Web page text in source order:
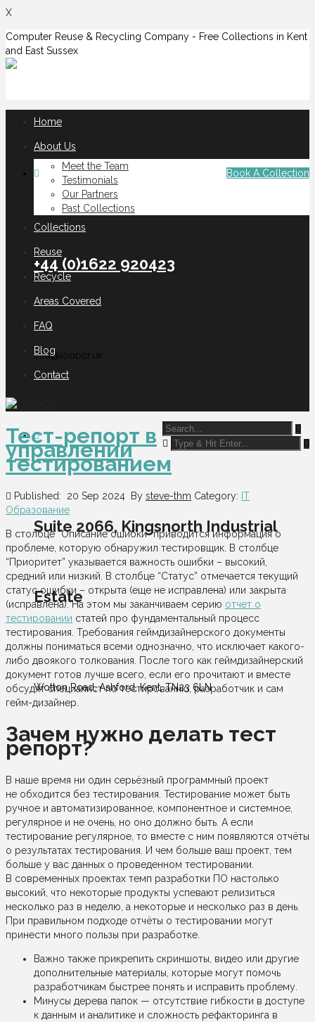
X
Computer Reuse & Recycling Company - Free Collections in Kent
and East Sussex
Book A Collection
+44 (0)1622 920423
info@loopcr.uk
Suite 2066, Kingsnorth Industrial
Estate
Wotton Road, Ashford, Kent, TN23 6LN
Home
About Us
Meet the Team
Testimonials
Our Partners
Past Collections
Collections
Reuse
Recycle
Areas Covered
FAQ
Blog
Contact
Тест-репорт в
управлении
тестированием
Published: 20 Sep 2024 By steve-thm Category: IT
Образование
В столбце “Описание ошибки” приводится информация о
проблеме, которую обнаружил тестировщик. В столбце
“Приоритет” указывается важность ошибки – высокий,
средний или низкий. В столбце “Статус” отмечается текущий
статус ошибки – открыта (еще не исправлена) или закрыта
(исправлена). На этом мы заканчиваем серию отчет о
тестировании статей про фундаментальный процесс
тестирования. Требования геймдизайнерского документы
должны пониматься всеми однозначно, что исключает какого-
либо двоякого толкования. После того как геймдизайнерский
документ готов лучше всего, если его прочитают и вместе
обсудят специалист по тестированию, разработчик и сам
гейм-дизайнер.
Зачем нужно делать тест
репорт?
В наше время ни один серьёзный программный проект
не обходится без тестирования. Тестирование может быть
ручное и автоматизированное, компонентное и системное,
регулярное и не очень, но оно должно быть. А если
тестирование регулярное, то вместе с ним появляются отчёты
о результатах тестирования. И чем больше ваш проект, тем
больше у вас данных о проведенном тестировании.
В современных проектах темп разработки ПО настолько
высокий, что некоторые продукты успевают релизиться
несколько раз в неделю, а некоторые и несколько раз в день.
При правильном подходе отчёты о тестировании могут
принести много пользы при разработке.
Важно также прикрепить скриншоты, видео или другие
дополнительные материалы, которые могут помочь
разработчикам быстрее понять и исправить проблему.
Минусы дерева папок — отсутствие гибкости в доступе
к данным и аналитике и сложность рефакторинга в